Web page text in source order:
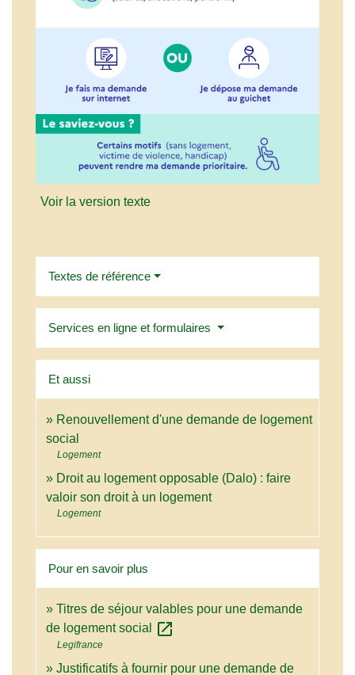
Voir la version texte
Textes de référence
Services en ligne et formulaires
Et aussi
Renouvellement d'une demande de logement
social
Logement
Droit au logement opposable (Dalo) : faire
valoir son droit à un logement
Logement
Pour en savoir plus
Titres de séjour valables pour une demande
de logement social
open_in_new
Legifrance
Justificatifs à fournir pour une demande de